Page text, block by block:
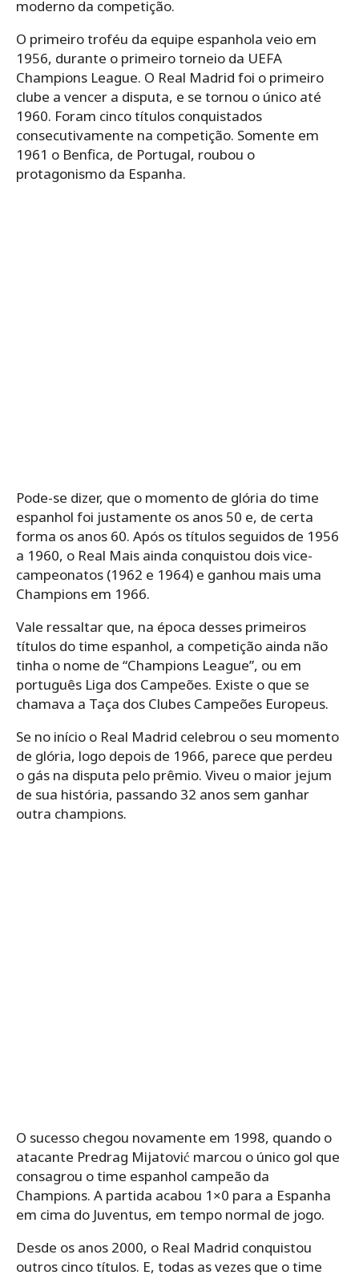
moderno da competição.
O primeiro troféu da equipe espanhola veio em
1956, durante o primeiro torneio da UEFA
Champions League. O Real Madrid foi o primeiro
clube a vencer a disputa, e se tornou o único até
1960. Foram cinco títulos conquistados
consecutivamente na competição. Somente em
1961 o Benfica, de Portugal, roubou o
protagonismo da Espanha.
Pode-se dizer, que o momento de glória do time
espanhol foi justamente os anos 50 e, de certa
forma os anos 60. Após os títulos seguidos de 1956
a 1960, o Real Mais ainda conquistou dois vice-
campeonatos (1962 e 1964) e ganhou mais uma
Champions em 1966.
Vale ressaltar que, na época desses primeiros
títulos do time espanhol, a competição ainda não
tinha o nome de “Champions League”, ou em
português Liga dos Campeões. Existe o que se
chamava a Taça dos Clubes Campeões Europeus.
Se no início o Real Madrid celebrou o seu momento
de glória, logo depois de 1966, parece que perdeu
o gás na disputa pelo prêmio. Viveu o maior jejum
de sua história, passando 32 anos sem ganhar
outra champions.
O sucesso chegou novamente em 1998, quando o
atacante Predrag Mijatović marcou o único gol que
consagrou o time espanhol campeão da
Champions. A partida acabou 1×0 para a Espanha
em cima do Juventus, em tempo normal de jogo.
Desde os anos 2000, o Real Madrid conquistou
outros cinco títulos. E, todas as vezes que o time